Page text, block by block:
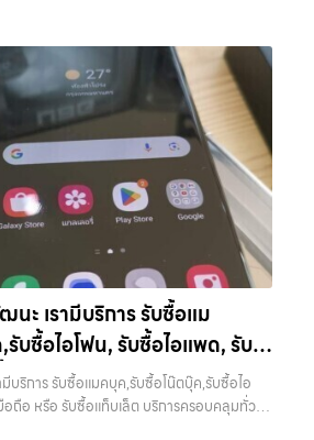
งหินไม่ว่าคุณจะต้องการ รับซื้อโทรศัพท์, รับ
ซื้อแท็บเล็ต, หรือบริการอื่นๆ เกี่ยวกับสินค้า
บริการครบวงจร บริการของเรา เราให้บริการ
องการขายอุปกรณ์ไอที ไม่ว่าจะเป็น: รับซื้อไอ
เครื่องใช้งานแล้ว…
งการเปลี่ยนรุ่น หรือต้องการเงินด่วน เราจึง
อง ฟรี ปราบปรามความยุ่งยากทั้งหลาย โดย
เงินทันทีเมื่อตกลงซื้อขายสำเร็จ บริการของเรา
ม่-เก่า, Samsung ทุกรุ่น, iPad และแท็บเล็ต
ในสภาพใช้งานแล้ว ตกแต่งแล้ว หรือมีรอยบ้าง
ด้ขึ้นอยู่แค่ยี่ห้อ แต่ขึ้นอยู่กับสภาพจริง ความครบ
ายของคุณ เราจึงตั้งใจให้บริการในเขต
งวัฒนะ, บางแค, วัชรพล, รามอินทรา, บางนา,
นานิคม, วังหิน อย่างเต็มที่ ไม่ว่าคุณจะค้นหาคำ
บซื้อโทรศัพท์มือสองกรุงเทพ”, “ขาย iPad ได้
ทพถึงที่”, หรือ “รับซื้อ Samsung มือสอง
ราะบริการของเรามุ่งตรงให้คุณได้รับราคาและ
เลือกเราแล้วคุณจะได้บริการที่คุณไว้วางใจ
ความสะดวก นัดรับถึงที่ ตรวจสภาพอย่างมือ
มดนี้เพื่อให้การขายอุปกรณ์ของคุณเป็นเรื่อง
ะคุ้มค่ากว่า ทำไมต้องเลือกเรา ผู้เชี่ยวชาญด้าน
Samsung, ไอแพด แท็บเล็ตทุกยี่ห้อ ใน
ถือใกล้ฉัน — ผู้เชี่ยวชาญด้านการให้บริการ รับ
ไอแพด แท็บเล็ตทุกยี่ห้อ ในราคาสูง พร้อม
ฉัน ผู้เชี่ยวชาญด้านการให้บริการ รับซื้อมือถือ
แท็บเล็ตทุกยี่ห้อ ในราคาสูง พร้อมจ่ายเงิน
มือถือใกล้ฉัน บริการถึงพื้นที่ เขตลาดพร้าว,
างแค, วัชรพล, รามอินทรา — นัดรับสะดวกทุก
บกับการ รับซื้อไอโฟน, รับซื้อไอแพด, รับซื้อมือ
อถือ.com” เว็บไซต์ที่คุณไว้วางใจได้ สำหรับ
Samsung, iPad, แท็บเล็ต ทุกยี่ห้อ ให้ราคา
คลุมพื้นที่ ลาดพร้าว, รัชดา, บางรัก,
รามอินทรา และเขตกรุงเทพฯ ใกล้ “ใกล้ ฉัน”
บเล็ต และอุปกรณ์ไอทีใหม่ๆ เปลี่ยนรุ่นกันแทบ
ล้วอาจกลายเป็นของที่ไม่ได้ใช้งานอยู่เฉยๆ
พื่อเป็นทางเลือกให้คุณสามารถเปลี่ยนอุปกรณ์ที่
ได้ทันที ด้วยบริการ รับซื้อไอโฟน, รับซื้อไอแพด,
รับซื้อโน๊ตบุ๊ค, รับซื้อแท็บเล็ต, รับซื้อสินค้าไอที
งจร ไม่ว่าคุณจะอยู่โซนเมืองหรือเขตชานเมือง
นะ เรามีบริการ รับซื้อแม
บซื้อไอโฟน, รับซื้อไอแพด, รับ
แท็บเล็ต บริการครอบคลุมทั่ว
ล้เคียง
บริการ รับซื้อแมคบุค,รับซื้อโน๊ตบุ๊ค,รับซื้อไอ
ถือ หรือ รับซื้อแท็บเล็ต บริการครอบคลุมทั่ว